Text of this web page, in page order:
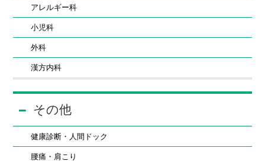
アレルギー科
小児科
外科
漢方内科
その他
健康診断・人間ドック
腰痛・肩こり